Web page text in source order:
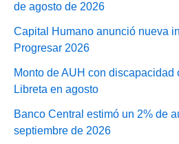
de agosto de 2026
Capital Humano anunció nueva
Progresar 2026
Monto de AUH con discapacidad
Libreta en agosto
Banco Central estimó un 2% de
septiembre de 2026